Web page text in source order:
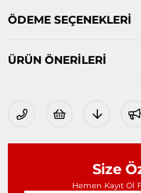
ÖDEME SEÇENEKLERI
ÜRÜN ÖNERILERI
Size
Hemen Kayıt Ol